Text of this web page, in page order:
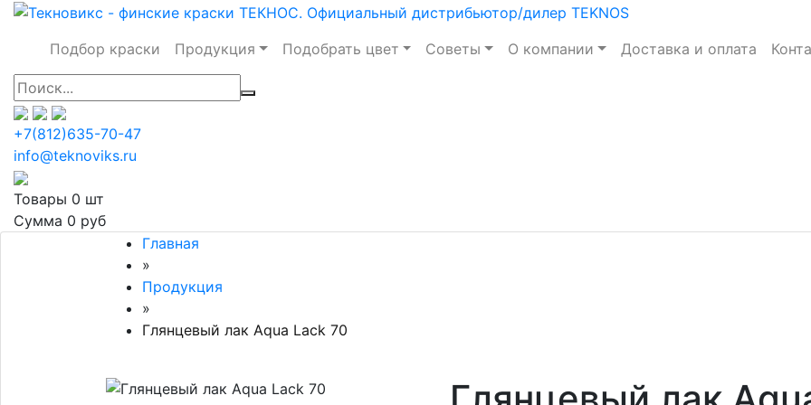
Подбор краски Продукция Подобрать цвет Советы О компании Доставка и оплата
+7(812)635-70-47
info@teknoviks.ru
Товары 0 шт
Сумма 0 руб
Главная
»
Продукция
»
Глянцевый лак Aqua Lack 70